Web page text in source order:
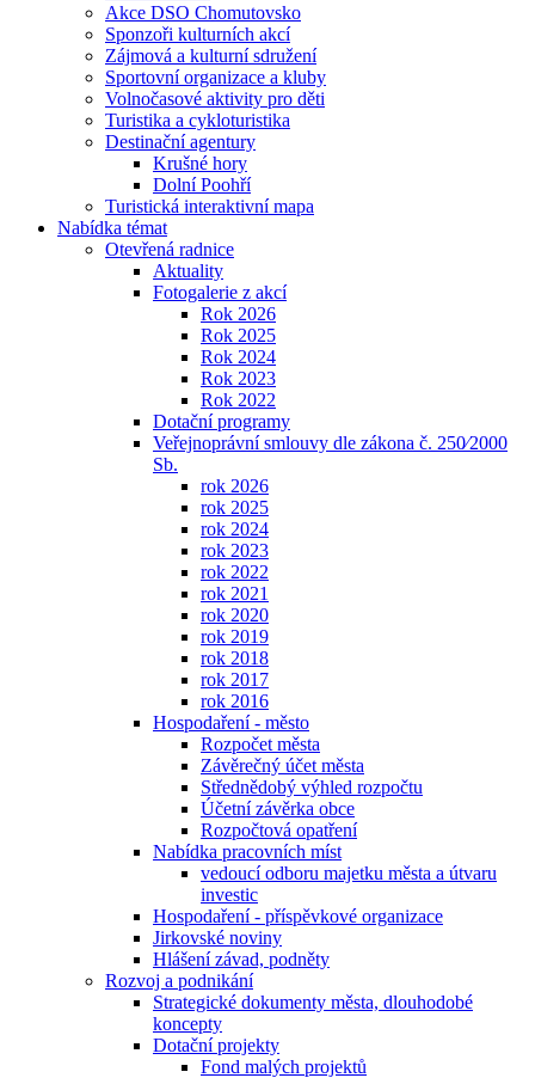
Akce DSO Chomutovsko
Sponzoři kulturních akcí
Zájmová a kulturní sdružení
Sportovní organizace a kluby
Volnočasové aktivity pro děti
Turistika a cykloturistika
Destinační agentury
Krušné hory
Dolní Poohří
Turistická interaktivní mapa
Nabídka témat
Otevřená radnice
Aktuality
Fotogalerie z akcí
Rok 2026
Rok 2025
Rok 2024
Rok 2023
Rok 2022
Dotační programy
Veřejnoprávní smlouvy dle zákona č. 250⁄2000
Sb.
rok 2026
rok 2025
rok 2024
rok 2023
rok 2022
rok 2021
rok 2020
rok 2019
rok 2018
rok 2017
rok 2016
Hospodaření - město
Rozpočet města
Závěrečný účet města
Střednědobý výhled rozpočtu
Účetní závěrka obce
Rozpočtová opatření
Nabídka pracovních míst
vedoucí odboru majetku města a útvaru
investic
Hospodaření - příspěvkové organizace
Jirkovské noviny
Hlášení závad, podněty
Rozvoj a podnikání
Strategické dokumenty města, dlouhodobé
koncepty
Dotační projekty
Fond malých projektů